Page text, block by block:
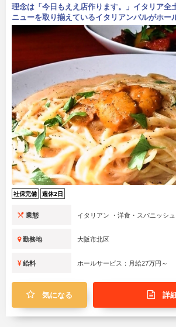
理念は「今日もええ店作ります。」イタリア全
ニューを取り揃えているイタリアンバルがホー
社保完備 週休2日
業態 イタリアン ・洋食・スパニッシュ
勤務地 大阪市北区
給料 ホールサービス：月給27万円～
気になる 詳